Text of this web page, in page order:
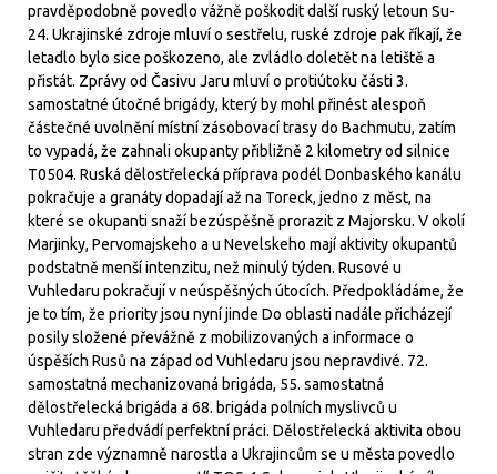
pravděpodobně povedlo vážně poškodit další ruský letoun Su-
24. Ukrajinské zdroje mluví o sestřelu, ruské zdroje pak říkají, že
letadlo bylo sice poškozeno, ale zvládlo doletět na letiště a
přistát. Zprávy od Časivu Jaru mluví o protiútoku části 3.
samostatné útočné brigády, který by mohl přinést alespoň
částečné uvolnění místní zásobovací trasy do Bachmutu, zatím
to vypadá, že zahnali okupanty přibližně 2 kilometry od silnice
T0504. Ruská dělostřelecká příprava podél Donbaského kanálu
pokračuje a granáty dopadají až na Toreck, jedno z měst, na
které se okupanti snaží bezúspěšně prorazit z Majorsku. V okolí
Marjinky, Pervomajskeho a u Nevelskeho mají aktivity okupantů
podstatně menší intenzitu, než minulý týden. Rusové u
Vuhledaru pokračují v neúspěšných útocích. Předpokládáme, že
je to tím, že priority jsou nyní jinde Do oblasti nadále přicházejí
posily složené převážně z mobilizovaných a informace o
úspěších Rusů na západ od Vuhledaru jsou nepravdivé. 72.
samostatná mechanizovaná brigáda, 55. samostatná
dělostřelecká brigáda a 68. brigáda polních myslivců u
Vuhledaru předvádí perfektní práci. Dělostřelecká aktivita obou
stran zde významně narostla a Ukrajincům se u města povedlo